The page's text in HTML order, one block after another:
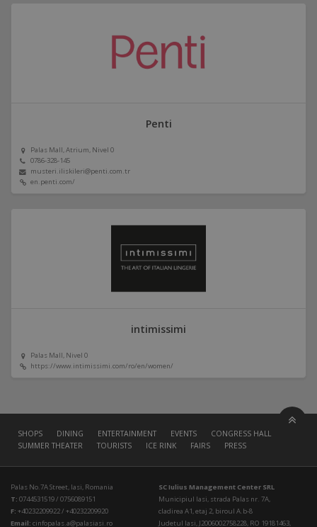
Penti
Palas Mall, Atrium, Nivel 0
0786-328-145
musteri.iliskileri@penti.com.tr
en.penti.com/
intimissimi
Palas Mall, Nivel 0
https://www.intimissimi.com/ro/en/women/
SHOPS DINING ENTERTAINMENT EVENTS
CONGRESS HALL
SUMMER THEATER
TOURISTS ICE RINK FAIRS PRESS
Palas No.7A Street, Iasi, Romania
T: 0744531519 / 0756089151
F: +40232209922 / +40232209920
Email: cinfopalas.a@palasiasi.ro
SC Iulius Management Center SRL
Municipiul Iasi, strada Palas nr. 7A,
cladirea A1, etaj 2, biroul A.b-8
Judetul Iasi, J2006002758228, RO 19181463,